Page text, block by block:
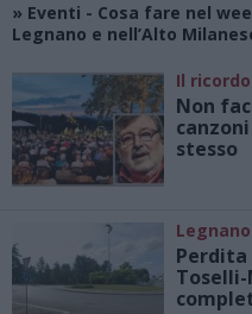
» Eventi - Cosa fare nel
Legnano e nell’Alto
Il
Non
stesso
Legnano
Perdita